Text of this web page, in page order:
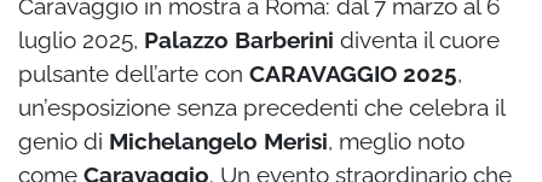
Caravaggio in mostra a Roma: dal 7 marzo al 6
luglio 2025, Palazzo Barberini diventa il cuore
pulsante dell’arte con CARAVAGGIO 2025,
un’esposizione senza precedenti che celebra il
genio di Michelangelo Merisi, meglio noto
come Caravaggio. Un evento straordinario che